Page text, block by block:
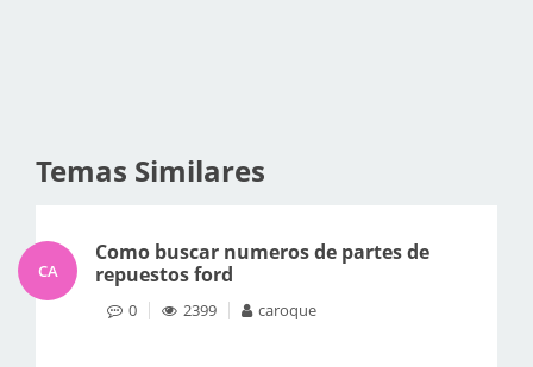
Temas Similares
CA
Como buscar numeros de partes de
repuestos ford
0 2399 caroque